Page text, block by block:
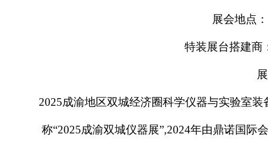
展会地点
特装展台搭建商
2025成渝地区双城经济圈科学仪器与实验室
称“2025成渝双城仪器展”,2024年由鼎诺国际